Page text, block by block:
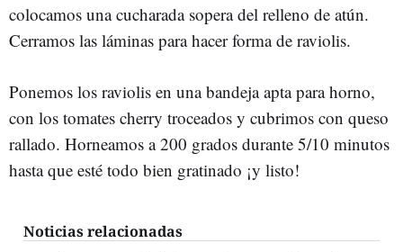
colocamos una cucharada sopera del relleno de atún.
Cerramos las láminas para hacer forma de raviolis.
Ponemos los raviolis en una bandeja apta para horno,
con los tomates cherry troceados y cubrimos con queso
rallado. Horneamos a 200 grados durante 5/10 minutos
hasta que esté todo bien gratinado ¡y listo!
Noticias relacionadas